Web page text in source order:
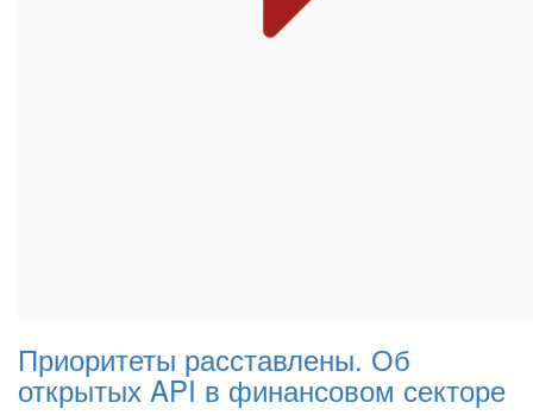
Приоритеты расставлены. Об
открытых API в финансовом секторе